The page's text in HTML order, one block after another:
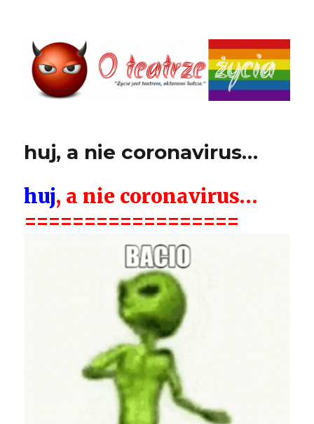
O teatrze życia
huj, a nie coronavirus…
huj, a nie coronavirus…
==================